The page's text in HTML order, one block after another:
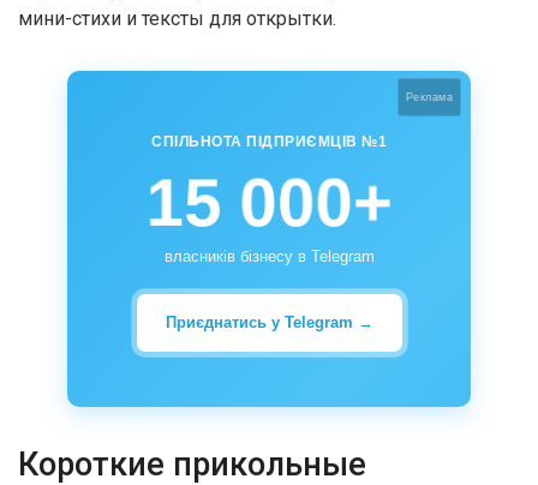
мини-стихи и тексты для открытки.
Реклама
СПІЛЬНОТА ПІДПРИЄМЦІВ №1
15 000+
власників бізнесу в Telegram
Приєднатись у Telegram →
Короткие прикольные